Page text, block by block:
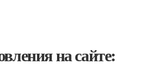
на сайте: